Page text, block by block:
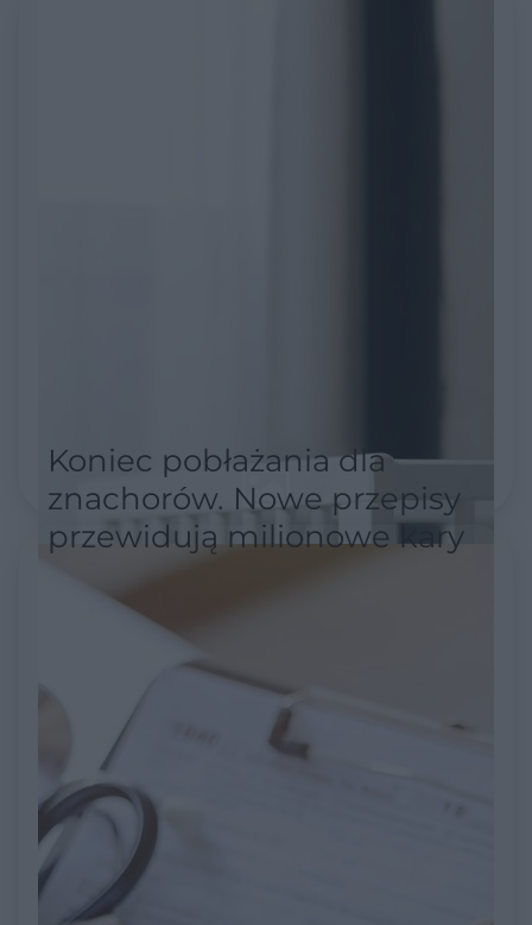
Koniec pobłażania dla
znachorów. Nowe przepisy
przewidują milionowe kary